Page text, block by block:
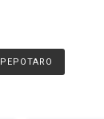
PEPOTARO